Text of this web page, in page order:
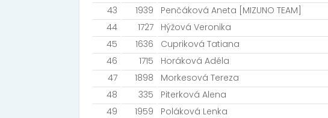
43
1939 Penčáková Aneta [MIZUNO TEAM]
44
1727 Hýžová Veronika
45
1636 Cupriková Tatiana
46
1715 Horáková Adéla
47
1898 Morkesová Tereza
48
335 Piterková Alena
49
1959 Poláková Lenka